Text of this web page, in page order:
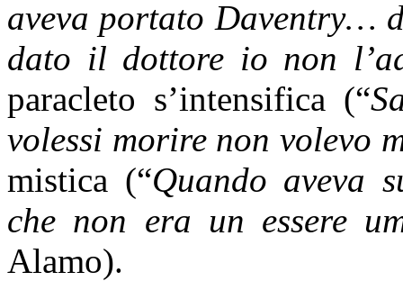
aveva portato Daventry…
dato il dottore io non
paracleto s’intensifica (“
volessi morire non volevo
mistica (“Quando aveva
che non era un essere
Alamo).